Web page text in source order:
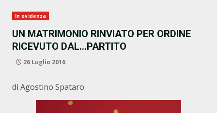
In evidenza
UN MATRIMONIO RINVIATO PER ORDINE
RICEVUTO DAL…PARTITO
26 Luglio 2016
di Agostino Spataro